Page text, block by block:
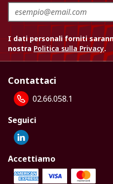
I dati personali forniti
nostra Politica sulla Privacy.
Contattaci
02.66.058.1
Seguici
Accettiamo